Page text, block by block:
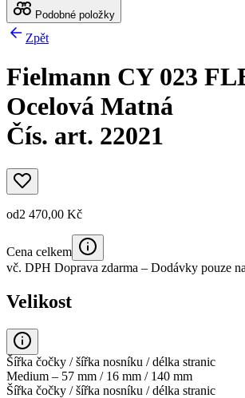
Podobné položky
Zpět
Fielmann CY 023
Ocelová Matná
Čís. art. 22021
od2 470,00 Kč
Cena celkem
vč. DPH Doprava zdarma – Dodávky pouze
Velikost
Šířka čočky / šířka nosníku / délka stranic
Medium – 57 mm / 16 mm / 140 mm
Šířka čočky / šířka nosníku / délka stranic